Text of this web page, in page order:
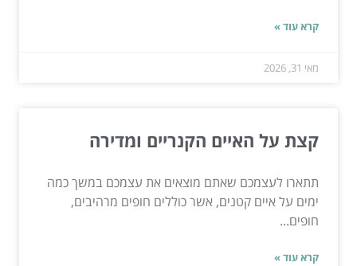
קרא עוד »
מאי 31, 2026
קצת על האיים הקנריים ומדירה
תתארו לעצמכם שאתם מוצאים את עצמכם במשך כמה
ימים על איים קטנים, אשר כוללים חופים מרהיבים,
חופים...
קרא עוד »